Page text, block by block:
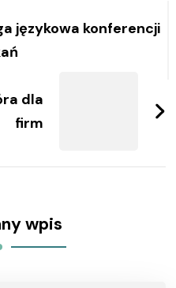
językowa konferencji
dla
firm
wpis